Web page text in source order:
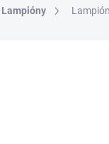
Lampióny